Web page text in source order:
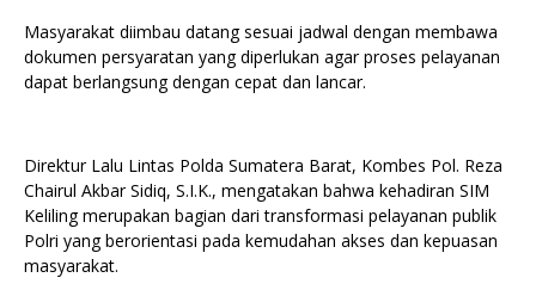
Masyarakat diimbau datang sesuai jadwal dengan membawa
dokumen persyaratan yang diperlukan agar proses pelayanan
dapat berlangsung dengan cepat dan lancar.
Direktur Lalu Lintas Polda Sumatera Barat, Kombes Pol. Reza
Chairul Akbar Sidiq, S.I.K., mengatakan bahwa kehadiran SIM
Keliling merupakan bagian dari transformasi pelayanan publik
Polri yang berorientasi pada kemudahan akses dan kepuasan
masyarakat.